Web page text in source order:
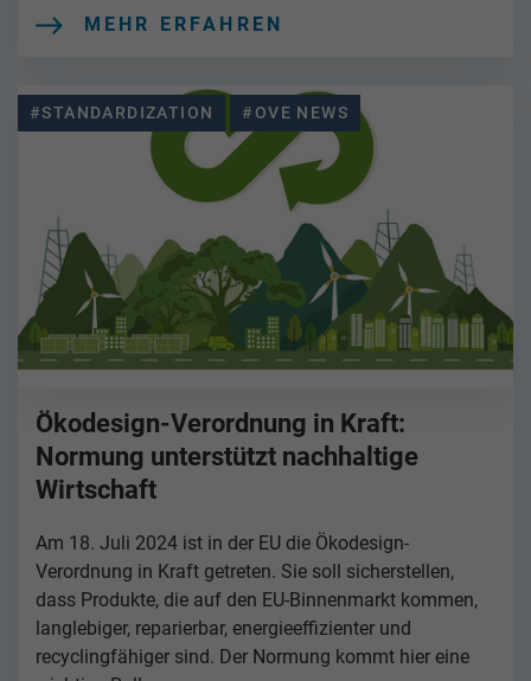
MEHR ERFAHREN
#STANDARDIZATION #OVE NEWS
Ökodesign-Verordnung in Kraft:
Normung unterstützt nachhaltige
Wirtschaft
Am 18. Juli 2024 ist in der EU die Ökodesign-
Verordnung in Kraft getreten. Sie soll sicherstellen,
dass Produkte, die auf den EU-Binnenmarkt kommen,
langlebiger, reparierbar, energieeffizienter und
recyclingfähiger sind. Der Normung kommt hier eine